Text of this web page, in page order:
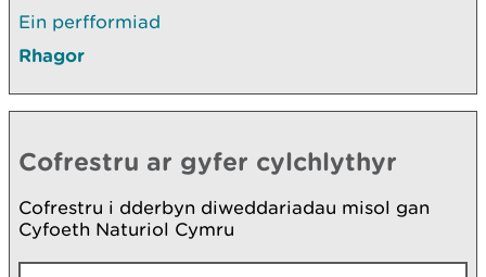
Ein perfformiad
Rhagor
Cofrestru ar gyfer cylchlythyr
Cofrestru i dderbyn diweddariadau misol gan
Cyfoeth Naturiol Cymru